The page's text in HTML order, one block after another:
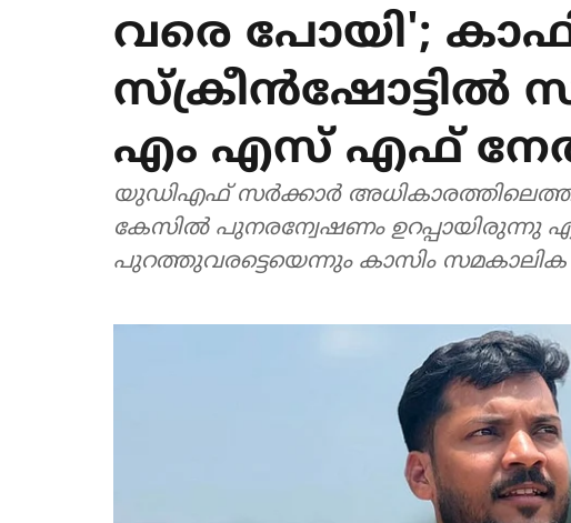
വരെ പോയി';
സ്‌ക്രീൻഷോട്ടിൽ
എം എസ് എഫ്
യുഡിഎഫ് സർക്കാർ
കേസിൽ പുനരന്വേഷണം ഉറപ്പായിരുന്നു
പുറത്തുവരട്ടെയെന്നും കാസിം